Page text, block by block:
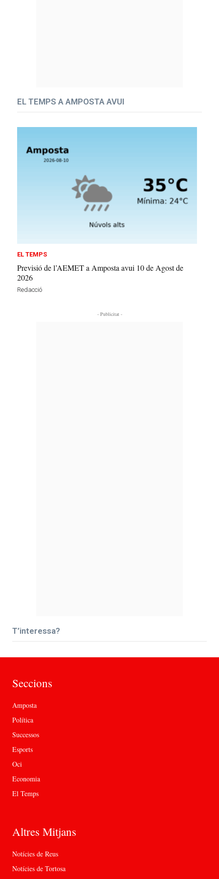
EL TEMPS A AMPOSTA AVUI
EL TEMPS
Previsió de l’AEMET a Amposta avui 10 de Agost de
2026
Redacció
- Publicitat -
T’interessa?
Seccions
Amposta
Política
Successos
Esports
Oci
Economia
El Temps
Altres Mitjans
Notícies de Reus
Notícies de Tortosa